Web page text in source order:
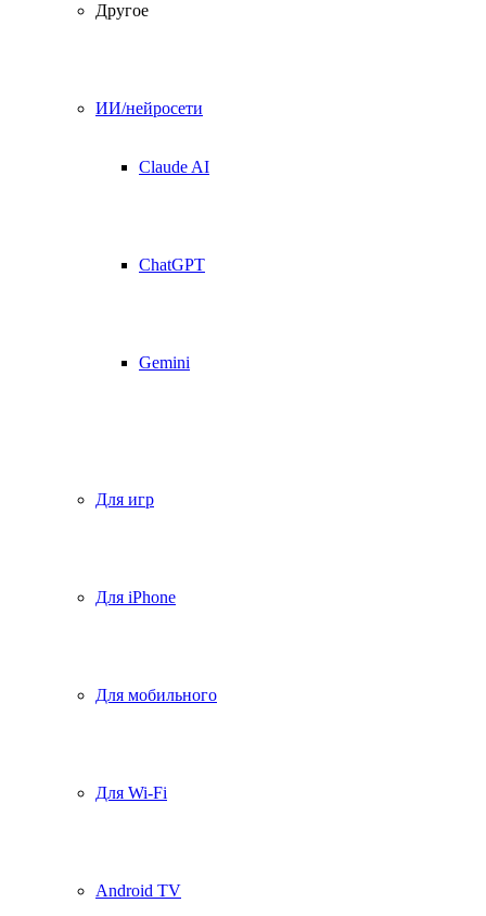
Другое
ИИ/нейросети
Claude AI
ChatGPT
Gemini
Для игр
Для iPhone
Для мобильного
Для Wi-Fi
Android TV